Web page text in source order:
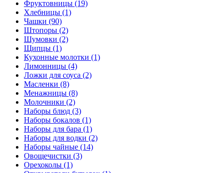
Фруктовницы (19)
Хлебницы (1)
Чашки (90)
Штопоры (2)
Шумовки (2)
Щипцы (1)
Кухонные молотки (1)
Лимонницы (4)
Ложки для соуса (2)
Масленки (8)
Менажницы (8)
Молочники (2)
Наборы блюд (3)
Наборы бокалов (1)
Наборы для бара (1)
Наборы для водки (2)
Наборы чайные (14)
Овощечистки (3)
Орехоколы (1)